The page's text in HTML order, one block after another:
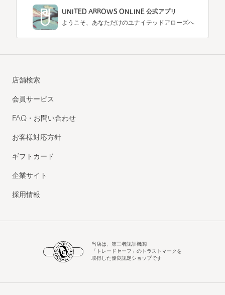
UNITED ARROWS ONLINE 公式アプリ
ようこそ、あなただけのユナイテッドアローズへ
店舗検索
会員サービス
FAQ・お問い合わせ
お客様対応方針
ギフトカード
企業サイト
採用情報
当店は、第三者認証機関
「トレードセーフ」のトラストマークを
取得した優良認定ショップです